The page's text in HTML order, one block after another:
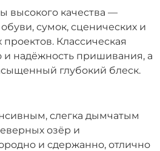
высокого качества —
сумок, сценических и
Классическая
и надёжность пришивания, а
глубокий блеск.
слегка дымчатым
озёр и
и сдержанно, отлично